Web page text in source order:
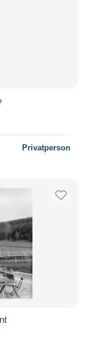
Privatperson